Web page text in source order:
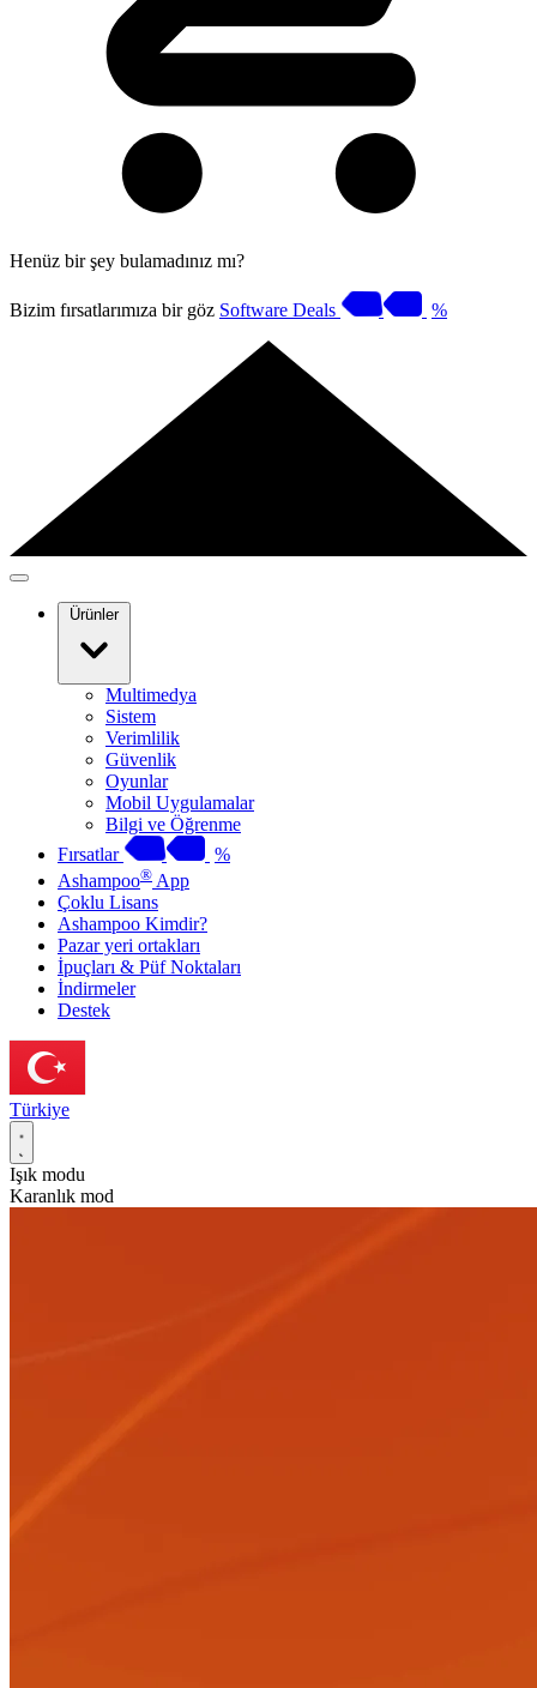
Henüz bir şey bulamadınız mı?
Bizim fırsatlarımıza bir göz Software Deals %
Ürünler
Multimedya
Sistem
Verimlilik
Güvenlik
Oyunlar
Mobil Uygulamalar
Bilgi ve Öğrenme
Fırsatlar
%
Ashampoo® App
Çoklu Lisans
Ashampoo Kimdir?
Pazar yeri ortakları
İpuçları & Püf Noktaları
İndirmeler
Destek
Türkiye
Işık modu
Karanlık mod